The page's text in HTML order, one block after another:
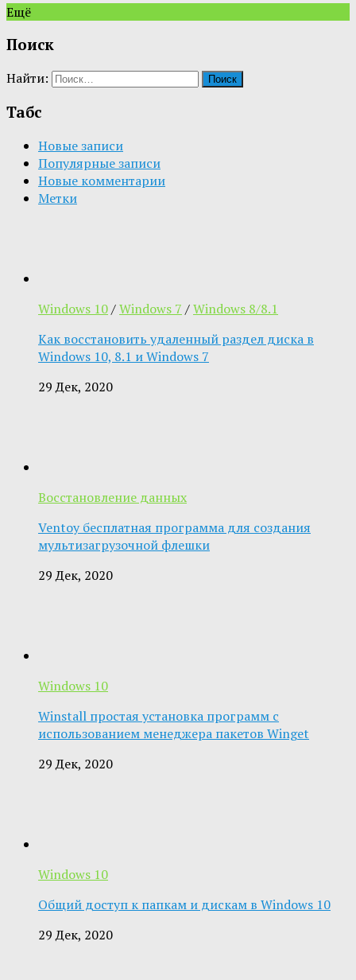
Ещё
Поиск
Найти:
Табс
Новые записи
Популярные записи
Новые комментарии
Метки
Windows 10/Windows 7 /Windows 8/8.1
Как восстановить удаленный раздел диска в
Windows 10, 8.1 и Windows 7
29 Дек, 2020
Восстановление данных
Ventoy бесплатная программа для создания
мультизагрузочной флешки
29 Дек, 2020
Windows 10
Winstall простая установка программ с
использованием менеджера пакетов Winget
29 Дек, 2020
Windows 10
Общий доступ к папкам и дискам в Windows 10
29 Дек, 2020